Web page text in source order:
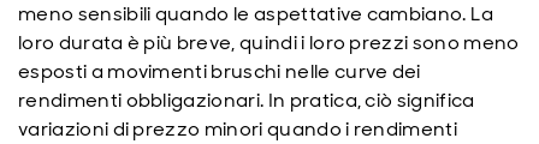
meno sensibili quando le aspettative cambiano. La
loro durata è più breve, quindi i loro prezzi sono meno
esposti a movimenti bruschi nelle curve dei
rendimenti obbligazionari. In pratica, ciò significa
variazioni di prezzo minori quando i rendimenti